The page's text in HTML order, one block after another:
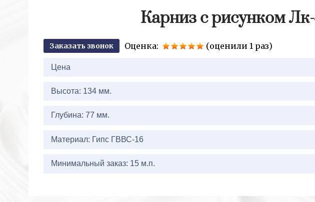
Карниз с рисунком
Заказать звонок
Оценка:
(оценили 1 раз)
Цена
Высота: 134 мм.
Глубина: 77 мм.
Материал: Гипс ГВВС-16
Минимальный заказ: 15 м.п.